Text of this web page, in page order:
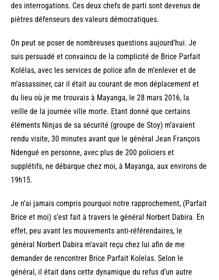
des interrogations. Ces deux chefs de parti sont devenus de
piètres défenseurs des valeurs démocratiques.
On peut se poser de nombreuses questions aujourd’hui. Je
suis persuadé et convaincu de la complicité de Brice Parfait
Kolélas, avec les services de police afin de m’enlever et de
m’assassiner, car il était au courant de mon déplacement et
du lieu où je me trouvais à Mayanga, le 28 mars 2016, la
veille de la journée ville morte. Etant donné que certains
éléments Ninjas de sa sécurité (groupe de Stoy) m’avaient
rendu visite, 30 minutes avant que le général Jean François
Ndengué en personne, avec plus de 200 policiers et
supplétifs, ne débarque chez moi, à Mayanga, aux environs de
19h15.
Je n’ai jamais compris pourquoi notre rapprochement, (Parfait
Brice et moi) s’est fait à travers le général Norbert Dabira. En
effet, peu avant les mouvements anti-référendaires, le
général Norbert Dabira m’avait reçu chez lui afin de me
demander de rencontrer Brice Parfait Kolelas. Selon le
général, il était dans cette dynamique du refus d’un autre